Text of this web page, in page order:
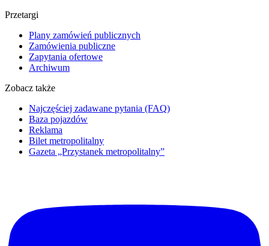
Przetargi
Plany zamówień publicznych
Zamówienia publiczne
Zapytania ofertowe
Archiwum
Zobacz także
Najczęściej zadawane pytania (FAQ)
Baza pojazdów
Reklama
Bilet metropolitalny
Gazeta „Przystanek metropolitalny”